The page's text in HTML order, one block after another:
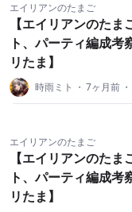
エイリアンのたまご
【エイリアンのた
ト、パーティ編成
リたま】
時雨ミト ・ 7ヶ月前 ・
エイリアンのたまご
【エイリアンのた
ト、パーティ編成
リたま】